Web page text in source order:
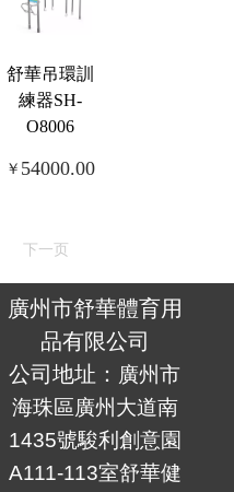
舒華吊環訓
練器SH-
O8006
￥ 54000.00
下一页
廣州市舒華體育用
品有限公司
公司地址： 廣州市
海珠區廣州大道南
1435號駿利創意園
A111-113室舒華健